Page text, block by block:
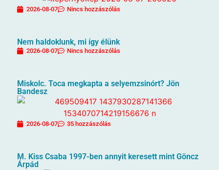
2026-08-07 Nincs hozzászólás
Nem haldoklunk, mi így élünk
2026-08-07 Nincs hozzászólás
Miskolc. Toca megkapta a selyemzsinórt? Jön
Bandesz
2026-08-07 35 hozzászólás
M. Kiss Csaba 1997-ben annyit keresett mint Göncz
Árpád